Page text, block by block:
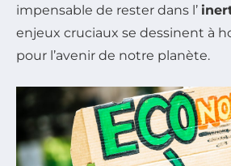
impensable de rester dans l’
enjeux cruciaux se dessinent à
pour l’avenir de notre planète.